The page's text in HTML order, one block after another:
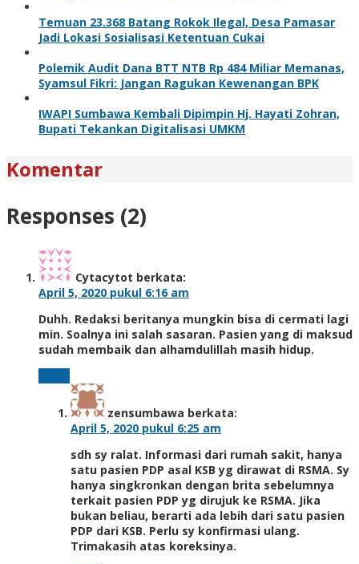
Temuan 23.368 Batang Rokok Ilegal, Desa Pamasar
Jadi Lokasi Sosialisasi Ketentuan Cukai
Polemik Audit Dana BTT NTB Rp 484 Miliar Memanas,
Syamsul Fikri: Jangan Ragukan Kewenangan BPK
IWAPI Sumbawa Kembali Dipimpin Hj. Hayati Zohran,
Bupati Tekankan Digitalisasi UMKM
Komentar
Responses (2)
Cytacytot berkata:
April 5, 2020 pukul 6:16 am
Duhh. Redaksi beritanya mungkin bisa di cermati lagi
min. Soalnya ini salah sasaran. Pasien yang di maksud
sudah membaik dan alhamdulillah masih hidup.
zensumbawa berkata:
April 5, 2020 pukul 6:25 am
sdh sy ralat. Informasi dari rumah sakit, hanya
satu pasien PDP asal KSB yg dirawat di RSMA. Sy
hanya singkronkan dengan brita sebelumnya
terkait pasien PDP yg dirujuk ke RSMA. Jika
bukan beliau, berarti ada lebih dari satu pasien
PDP dari KSB. Perlu sy konfirmasi ulang.
Trimakasih atas koreksinya.